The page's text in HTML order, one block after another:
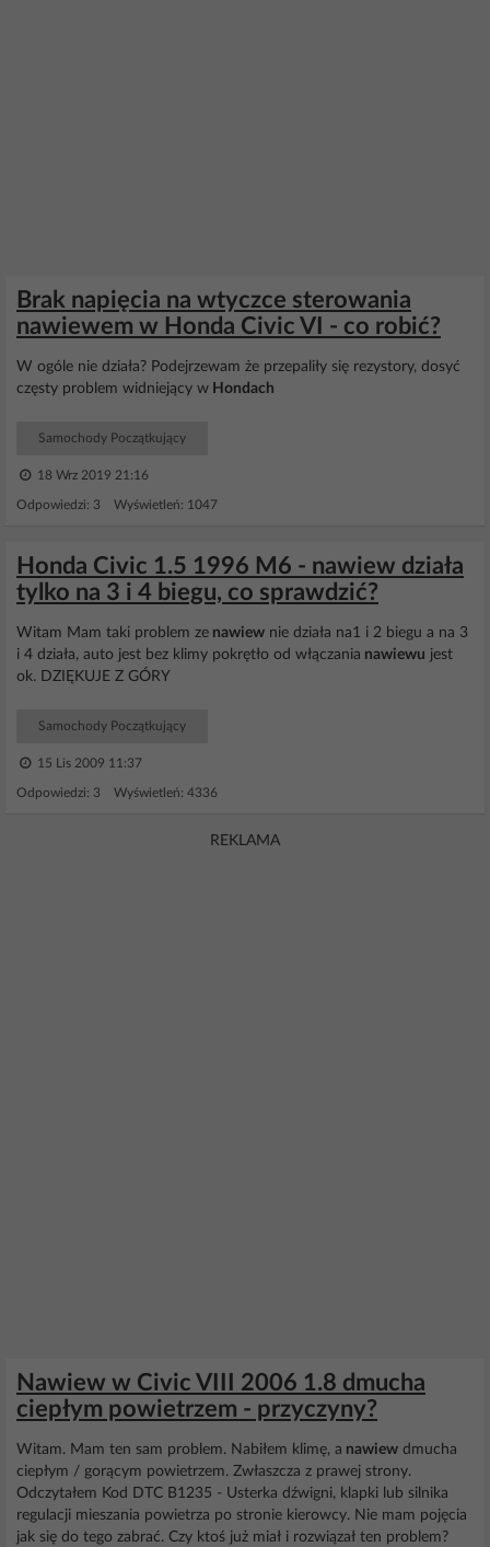
Brak napięcia na wtyczce sterowania
nawiewem w Honda Civic VI - co robić?
W ogóle nie działa? Podejrzewam że przepaliły się rezystory, dosyć
częsty problem widniejący w Hondach
Samochody Początkujący
18 Wrz 2019 21:16
Odpowiedzi: 3 Wyświetleń: 1047
Honda Civic 1.5 1996 M6 - nawiew działa
tylko na 3 i 4 biegu, co sprawdzić?
Witam Mam taki problem ze nawiew nie działa na1 i 2 biegu a na 3
i 4 działa, auto jest bez klimy pokrętło od włączania nawiewu jest
ok. DZIĘKUJE Z GÓRY
Samochody Początkujący
15 Lis 2009 11:37
Odpowiedzi: 3 Wyświetleń: 4336
REKLAMA
Nawiew w Civic VIII 2006 1.8 dmucha
ciepłym powietrzem - przyczyny?
Witam. Mam ten sam problem. Nabiłem klimę, a nawiew dmucha
ciepłym / gorącym powietrzem. Zwłaszcza z prawej strony.
Odczytałem Kod DTC B1235 - Usterka dźwigni, klapki lub silnika
regulacji mieszania powietrza po stronie kierowcy. Nie mam pojęcia
jak się do tego zabrać. Czy ktoś już miał i rozwiązał ten problem?